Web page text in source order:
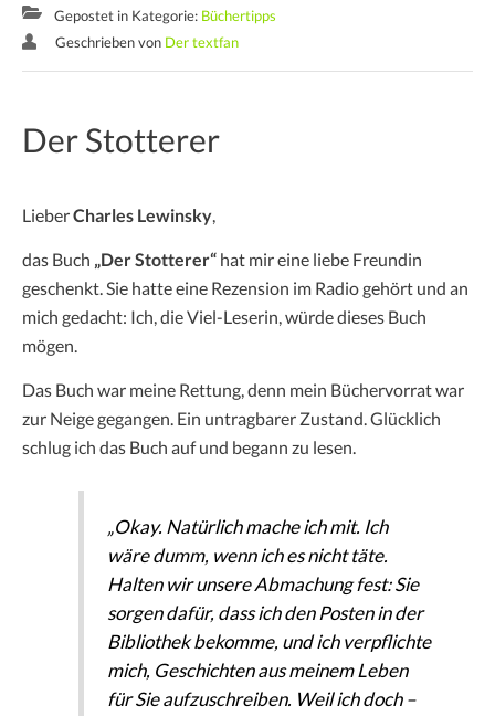
Gepostet in Kategorie: Büchertipps
Geschrieben von Der textfan
Der Stotterer
LieberCharles Lewinsky,
das Buch „Der Stotterer“ hat mir eine liebe Freundin
geschenkt. Sie hatte eine Rezension im Radio gehört und an
mich gedacht: Ich, die Viel-Leserin, würde dieses Buch
mögen.
Das Buch war meine Rettung, denn mein Büchervorrat war
zur Neige gegangen. Ein untragbarer Zustand. Glücklich
schlug ich das Buch auf und begann zu lesen.
„Okay. Natürlich mache ich mit. Ich
wäre dumm, wenn ich es nicht täte.
Halten wir unsere Abmachung fest: Sie
sorgen dafür, dass ich den Posten in der
Bibliothek bekomme, und ich verpflichte
mich, Geschichten aus meinem Leben
für Sie aufzuschreiben. Weil ich doch –